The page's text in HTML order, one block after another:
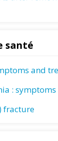
santé
and
:
fracture